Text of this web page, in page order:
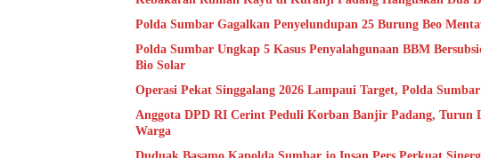
Polda Sumbar Gagalkan Penyelundupan 25 Burung Beo
Polda Sumbar Ungkap 5 Kasus Penyalahgunaan BBM
Bio Solar
Operasi Pekat Singgalang 2026 Lampaui Target, Polda
Anggota DPD RI Cerint Peduli Korban Banjir Padang, Turun
Warga